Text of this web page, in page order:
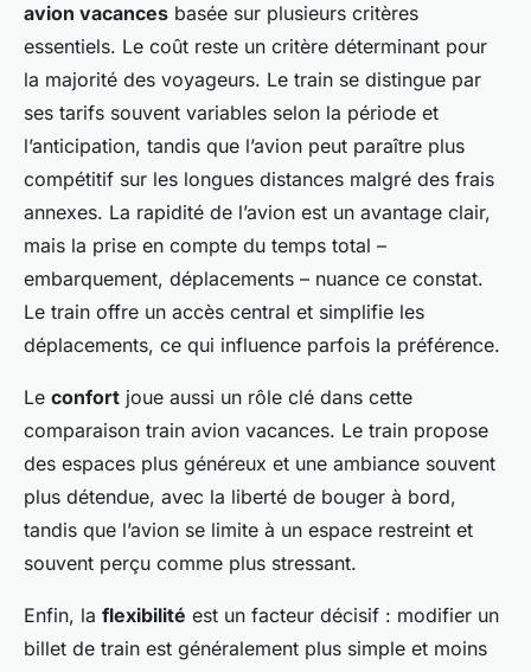
avion vacances basée sur plusieurs critères
essentiels. Le coût reste un critère déterminant pour
la majorité des voyageurs. Le train se distingue par
ses tarifs souvent variables selon la période et
l’anticipation, tandis que l’avion peut paraître plus
compétitif sur les longues distances malgré des frais
annexes. La rapidité de l’avion est un avantage clair,
mais la prise en compte du temps total –
embarquement, déplacements – nuance ce constat.
Le train offre un accès central et simplifie les
déplacements, ce qui influence parfois la préférence.
Le confort joue aussi un rôle clé dans cette
comparaison train avion vacances. Le train propose
des espaces plus généreux et une ambiance souvent
plus détendue, avec la liberté de bouger à bord,
tandis que l’avion se limite à un espace restreint et
souvent perçu comme plus stressant.
Enfin, la flexibilité est un facteur décisif : modifier un
billet de train est généralement plus simple et moins